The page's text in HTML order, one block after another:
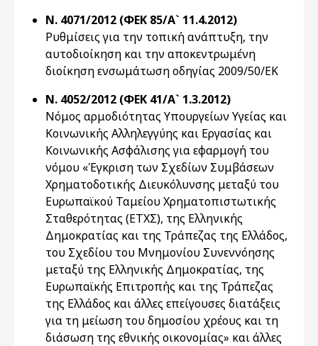
Ν. 4071/2012 (ΦΕΚ 85/Α` 11.4.2012)
Ρυθμίσεις για την τοπική ανάπτυξη, την
αυτοδιοίκηση και την αποκεντρωμένη
διοίκηση ενσωμάτωση οδηγίας 2009/50/ΕΚ
Ν. 4052/2012 (ΦΕΚ 41/Α` 1.3.2012)
Νόμος αρμοδιότητας Υπουργείων Υγείας και
Κοινωνικής Αλληλεγγύης και Εργασίας και
Κοινωνικής Ασφάλισης για εφαρμογή του
νόμου «Έγκριση των Σχεδίων Συμβάσεων
Χρηματοδοτικής Διευκόλυνσης μεταξύ του
Ευρωπαϊκού Ταμείου Χρηματοπιστωτικής
Σταθερότητας (ΕΤΧΣ), της Ελληνικής
Δημοκρατίας και της Τράπεζας της Ελλάδος,
του Σχεδίου του Μνημονίου Συνεννόησης
μεταξύ της Ελληνικής Δημοκρατίας, της
Ευρωπαϊκής Επιτροπής και της Τράπεζας
της Ελλάδος και άλλες επείγουσες διατάξεις
για τη μείωση του δημοσίου χρέους και τη
διάσωση της εθνικής οικονομίας» και άλλες